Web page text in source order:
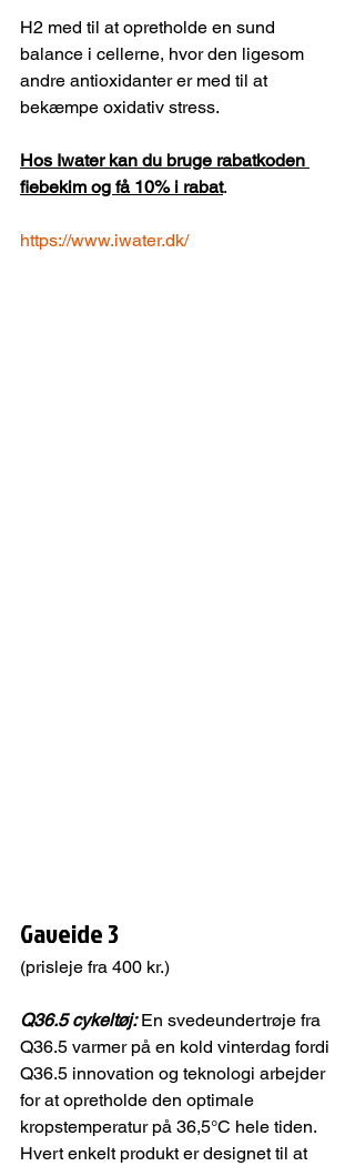
H2 med til at opretholde en sund
balance i cellerne, hvor den ligesom
andre antioxidanter er med til at
bekæmpe oxidativ stress.
Hos Iwater kan du bruge rabatkoden
fiebekim og få 10% i rabat.
https://www.iwater.dk/
Gaveide 3
(prisleje fra 400 kr.)
Q36.5 cykeltøj: En svedeundertrøje fra
Q36.5 varmer på en kold vinterdag fordi
Q36.5 innovation og teknologi arbejder
for at opretholde den optimale
kropstemperatur på 36,5°C hele tiden.
Hvert enkelt produkt er designet til at